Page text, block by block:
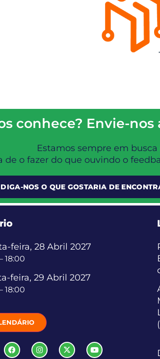
logística, intralogística,
conhece? Envie-nos
Estamos sempre em
o fazer do que ouvindo o
DIGA-NOS O QUE GOSTARIA DE
feira, 28 Abril 2027
18:00
feira, 29 Abril 2027
18:00